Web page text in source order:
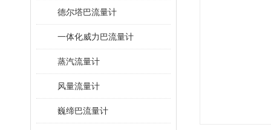
德尔塔巴流量计
一体化威力巴流量计
蒸汽流量计
风量流量计
巍缔巴流量计